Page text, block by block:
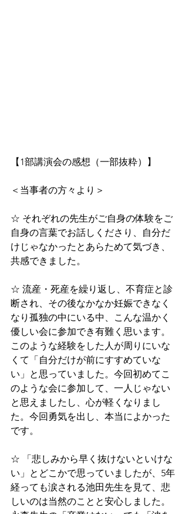
【1部講演会の感想（一部抜粋）】
＜当事者の方々より＞
☆ それぞれの先生がご自身の体験をご
自身の言葉でお話しくださり、自分だ
けじゃなかったとあらためて気づき、
共感できました。
☆ 流産・死産を繰り返し、不育症と診
断され、その後なかなか妊娠できなく
なり孤独の中にいる中、こんな温かく
優しい会に参加でき有難く思います。
このような経験をした人が周りにいな
くて「自分だけが前にすすめていな
い」と思っていました。今回初めてこ
のような会に参加して、一人じゃない
と思えましたし、心が軽くなりまし
た。今回勇気を出し、本当によかった
です。
☆ 「悲しみから早く抜けないといけな
い」とどこかで思っていましたが、5年
経っても涙される池田先生を見て、悲
しいのは当然のことと安心しました。